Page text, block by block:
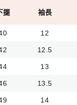
擺 袖長
12
12.5
13
13.5
14